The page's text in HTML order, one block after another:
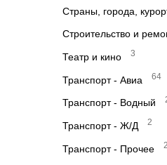
Страны, города,
Строительство и
Театр и кино 3
Транспорт - Авиа 64
Транспорт - Водный
Транспорт - Ж/Д 2
Транспорт - Прочее